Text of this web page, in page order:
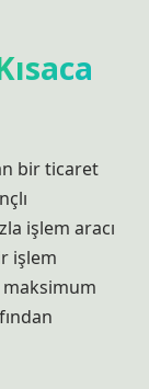
bir ticaret
işlem aracı
işlem